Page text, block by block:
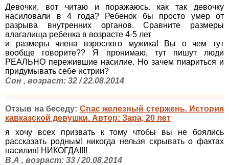
Девочки, вот читаю и поражаюсь. как так девочку
насиловали в 4 года? Ребенок бы просто умер от
разрыва внутренних органов. Сравните размеры
влагалища ребенка в возрасте 4-5 лет
и размеры члена взрослого мужика! Вы о чем тут
вообще говорите?? Я пронимаю, тут пишут люди
РЕАЛЬНО пережившие насилие. Но зачем пиариться и
придумывать себе истрии?
Сон , возраст: 32 / 22.08.2014
Отзыв на беседу: Спас железный стержень. История
кавказской девушки. Автор: Зара, 20 лет
я хочу всех призвать к тому чтобы вы не боялись
рассказать родным! никогда нельзя скрывать о фактах
насилия! НИКОГДА!!!!
В.А , возраст: 33 / 20.08.2014